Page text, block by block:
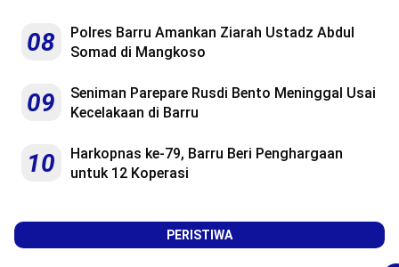
08
Polres Barru Amankan Ziarah Ustadz Abdul
Somad di Mangkoso
09
Seniman Parepare Rusdi Bento Meninggal Usai
Kecelakaan di Barru
10
Harkopnas ke-79, Barru Beri Penghargaan
untuk 12 Koperasi
PERISTIWA